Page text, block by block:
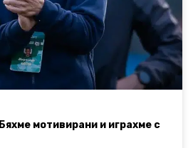
мотивирани и играхме с